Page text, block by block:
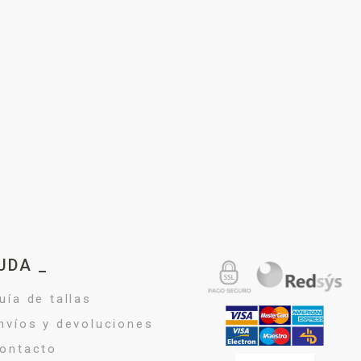
_
de tallas
y devoluciones